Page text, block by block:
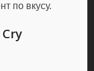
по вкусу.